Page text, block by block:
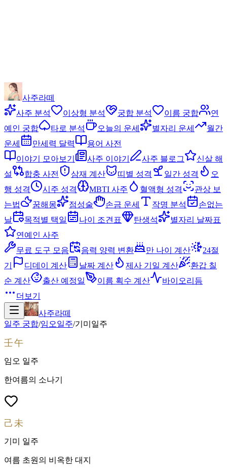
사주라떼
사주 분석
이상형 분석 궁합 분석 이름 궁합
연
예인 궁합
타로 분석 오늘의 운세 별자리 운세
월간
운세
만세력 달력
용어 사전
이야기 모아보기
사주 이야기 사주 블로그
신살 해
설
합충 사전 삼재 계산 띠별 성격 일간 성격
오
행 성격
시주 성격 MBTI 사주 혈액형 성격
관상 보
는법
꿈해몽 점성술 손금 운세 작명 분석
손없는
날
목적별 택일 나이 조견표 탄생석
별자리 날짜표
연예인 사주
무료 도구 모음
음력 양력 변환 만 나이 계산
24절
기
디데이 계산 날짜 계산 제사 기일 계산
환갑 칠
순 계산
출산 예정일 이름 획수 계산
바이오리듬
더보기
사주라떼
일주 궁합/임오일주/기미 일주
壬午
임오 일주
한여름의 소나기
己未
기미 일주
여름 초원의 비옥한 대지